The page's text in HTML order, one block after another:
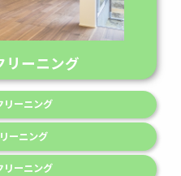
リーニング
リーニング
ーニング
リーニング